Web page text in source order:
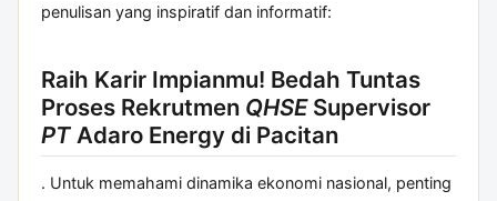
penulisan yang inspiratif dan informatif:
Raih Karir Impianmu! Bedah Tuntas
Proses Rekrutmen QHSESupervisor
PTAdaro Energy di Pacitan
. Untuk memahami dinamika ekonomi nasional, penting